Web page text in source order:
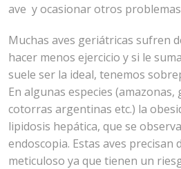
ave y ocasionar otros
Muchas aves geriátricas sufren
hacer menos ejercicio y si le
suele ser la ideal, tenemos
En algunas especies
cotorras argentinas etc.) la
lipidosis hepática, que se
endoscopia. Estas aves precisan
meticuloso ya que tienen un